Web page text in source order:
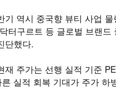
기 역시 중국향 뷰티 사업
터구르트 등 글로벌 브랜
단했다.
재 주가는 선행 실적 기준
실적 회복 기대가 주가 하